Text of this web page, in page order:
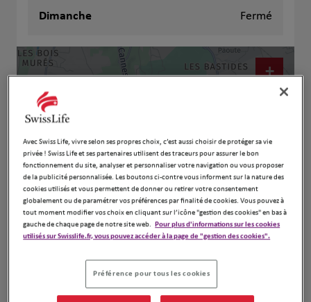
Dimanche Fermé
+
Leaflet
Avec Swiss Life, vivre selon ses propres choix, c’est aussi choisir de protéger sa vie
privée ! Swiss Life et ses partenaires utilisent des traceurs pour assurer le bon
fonctionnement du site, analyser et personnaliser votre navigation ou vous proposer
de la publicité personnalisée. Les boutons ci-contre vous informent sur la nature des
cookies utilisés et vous permettent de donner ou retirer votre consentement
globalement ou de paramétrer vos préférences par finalité de cookies. Vous pouvez à
tout moment modifier vos choix en cliquant sur l’icône "gestion des cookies" en bas à
gauche de chaque page de notre site web. Pour plus d'informations sur les cookies
utilisés sur Swisslife.fr, vous pouvez accéder à la page de "gestion des cookies".
Préférence pour tous les cookies